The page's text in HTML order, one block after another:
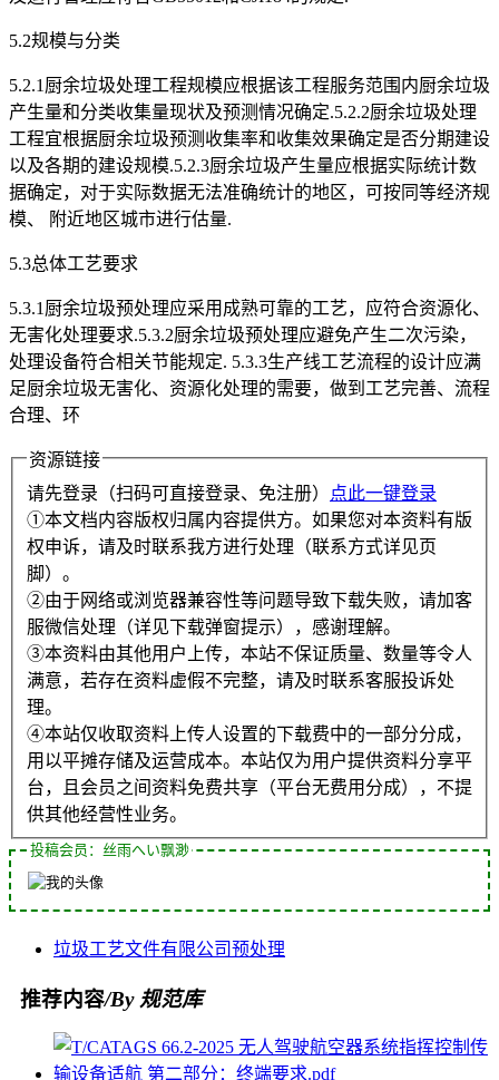
5.2规模与分类
5.2.1厨余垃圾处理工程规模应根据该工程服务范围内厨余垃圾
产生量和分类收集量现状及预测情况确定.5.2.2厨余垃圾处理
工程宜根据厨余垃圾预测收集率和收集效果确定是否分期建设
以及各期的建设规模.5.2.3厨余垃圾产生量应根据实际统计数
据确定，对于实际数据无法准确统计的地区，可按同等经济规
模、 附近地区城市进行估量.
5.3总体工艺要求
5.3.1厨余垃圾预处理应采用成熟可靠的工艺，应符合资源化、
无害化处理要求.5.3.2厨余垃圾预处理应避免产生二次污染，
处理设备符合相关节能规定. 5.3.3生产线工艺流程的设计应满
足厨余垃圾无害化、资源化处理的需要，做到工艺完善、流程
合理、环
资源链接
请先登录（扫码可直接登录、免注册）
点此一键登录
①本文档内容版权归属内容提供方。如果您对本资料有版
权申诉，请及时联系我方进行处理（联系方式详见页
脚）。
②由于网络或浏览器兼容性等问题导致下载失败，请加客
服微信处理（详见下载弹窗提示），感谢理解。
③本资料由其他用户上传，本站不保证质量、数量等令人
满意，若存在资料虚假不完整，请及时联系客服投诉处
理。
④本站仅收取资料上传人设置的下载费中的一部分分成，
用以平摊存储及运营成本。本站仅为用户提供资料分享平
台，且会员之间资料免费共享（平台无费用分成），不提
供其他经营性业务。
投稿会员：丝雨へい飘渺
垃圾工艺文件有限公司预处理
推荐内容/By 规范库